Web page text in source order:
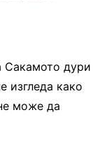
Сакамото дури
изгледа како
може да